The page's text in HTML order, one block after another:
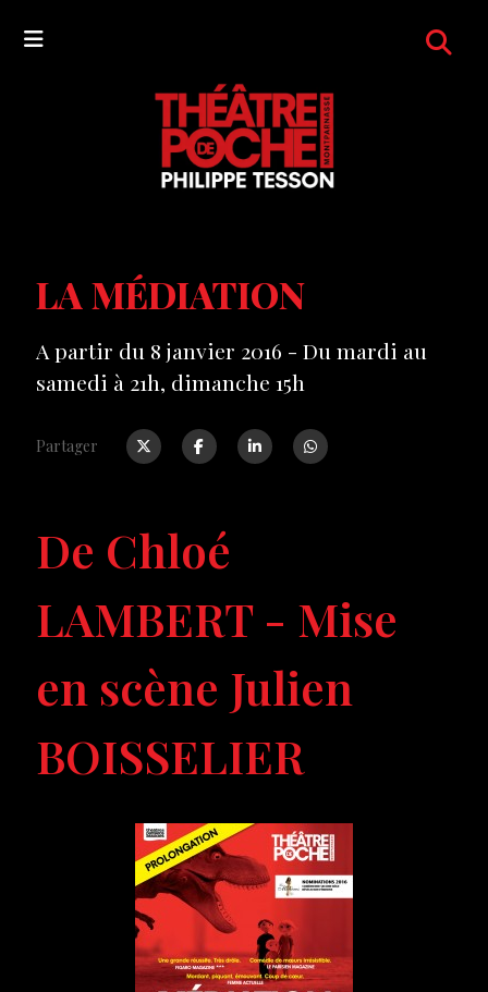
LA MÉDIATION
A partir du 8 janvier 2016 - Du mardi au
samedi à 21h, dimanche 15h
Partager
De Chloé
LAMBERT - Mise
en scène Julien
BOISSELIER